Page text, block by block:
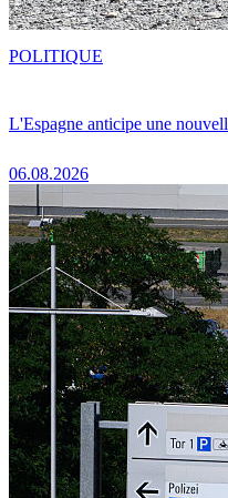
L'Espagne anticipe une
06.08.2026
POLITIQUE